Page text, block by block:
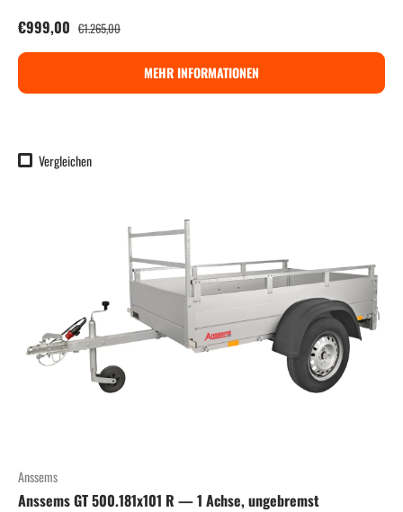
Verkaufspreis
€999,00 Normaler Preis
€1.265,00
MEHR INFORMATIONEN
Vergleichen
Anssems
Anssems GT 500.181x101 R — 1 Achse, ungebremst